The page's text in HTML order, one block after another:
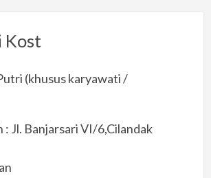
Kost
(khusus karyawati /
: Jl. Banjarsari VI/6,Cilandak